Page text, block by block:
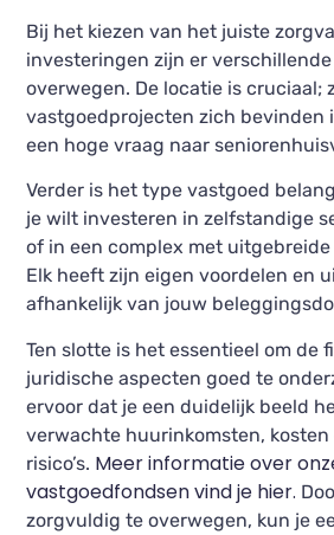
Bij het kiezen van het juiste
investeringen zijn er
overwegen. De locatie is cruciaal;
vastgoedprojecten zich bevinden
een hoge vraag naar
Verder is het type vastgoed
je wilt investeren in zelfstandige
of in een complex met
Elk heeft zijn eigen voordelen en
afhankelijk van jouw
Ten slotte is het essentieel om de
juridische aspecten goed te
ervoor dat je een duidelijk beeld
verwachte huurinkomsten, kosten
risico’s. Meer informatie over
vastgoedfondsen vind je hier.
zorgvuldig te overwegen, kun je